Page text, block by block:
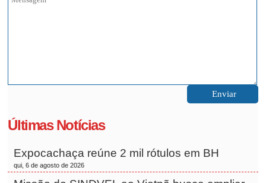
Últimas Notícias
Expocachaça reúne 2 mil rótulos em BH
qui, 6 de agosto de 2026